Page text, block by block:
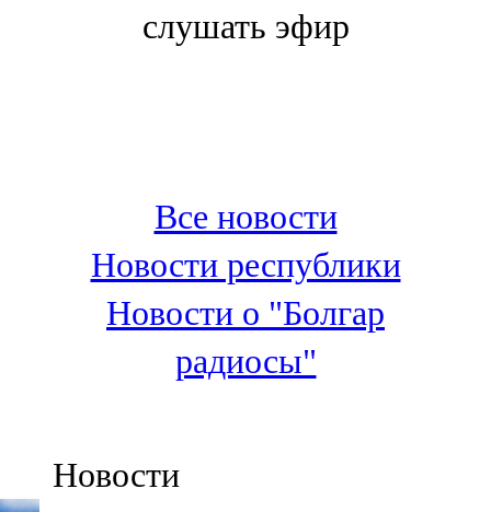
100,3 FM
Зәй
106,6 FM
Кадыбаш
105,2 FM
91,5 FM
слушать эфир
Все новости
Новости республики
Новости о "Болгар
радиосы"
Новости